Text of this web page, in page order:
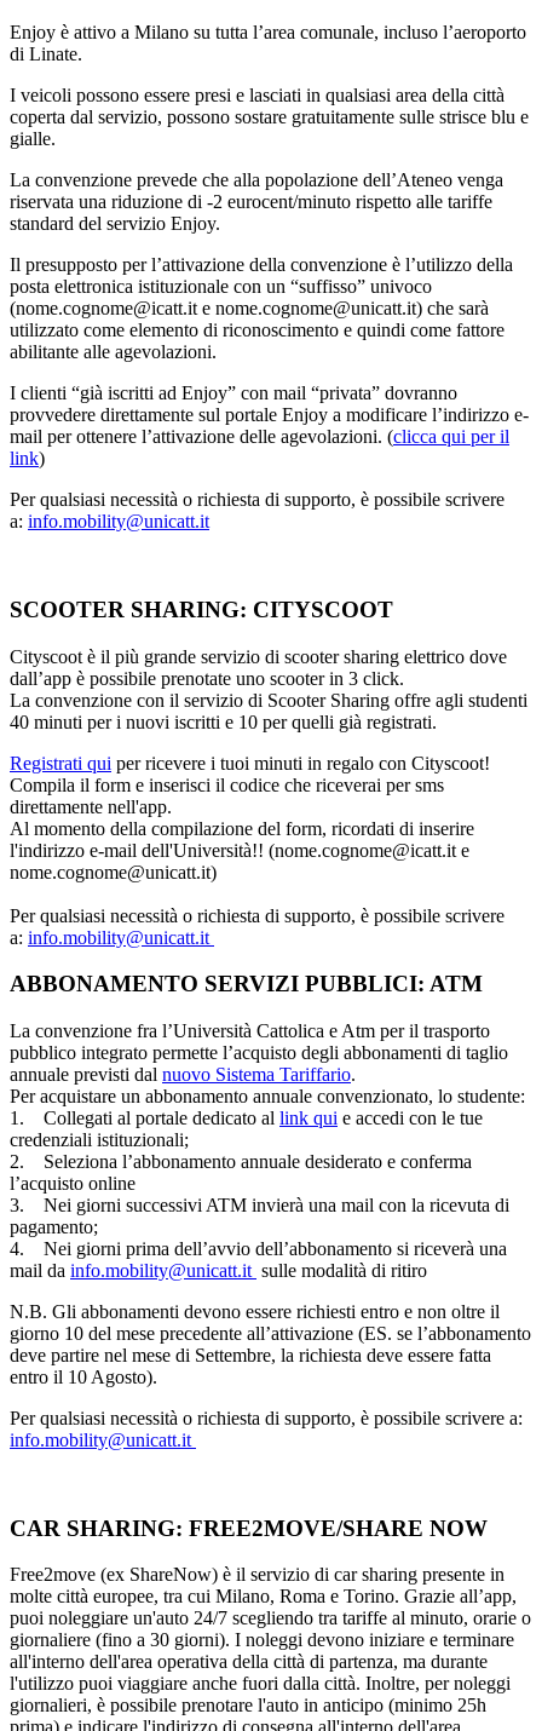
Enjoy è attivo a Milano su tutta l’area comunale, incluso l’aeroporto
di Linate.
I veicoli possono essere presi e lasciati in qualsiasi area della città
coperta dal servizio, possono sostare gratuitamente sulle strisce blu e
gialle.
La convenzione prevede che alla popolazione dell’Ateneo venga
riservata una riduzione di -2 eurocent/minuto rispetto alle tariffe
standard del servizio Enjoy.
Il presupposto per l’attivazione della convenzione è l’utilizzo della
posta elettronica istituzionale con un “suffisso” univoco
(nome.cognome@icatt.it e nome.cognome@unicatt.it) che sarà
utilizzato come elemento di riconoscimento e quindi come fattore
abilitante alle agevolazioni.
I clienti “già iscritti ad Enjoy” con mail “privata” dovranno
provvedere direttamente sul portale Enjoy a modificare l’indirizzo e-
mail per ottenere l’attivazione delle agevolazioni. (clicca qui per il
link)
Per qualsiasi necessità o richiesta di supporto, è possibile scrivere
a: info.mobility@unicatt.it
SCOOTER SHARING: CITYSCOOT
Cityscoot è il più grande servizio di scooter sharing elettrico dove
dall’app è possibile prenotate uno scooter in 3 click.
La convenzione con il servizio di Scooter Sharing offre agli studenti
40 minuti per i nuovi iscritti e 10 per quelli già registrati.
Registrati qui per ricevere i tuoi minuti in regalo con Cityscoot!
Compila il form e inserisci il codice che riceverai per sms
direttamente nell'app.
Al momento della compilazione del form, ricordati di inserire
l'indirizzo e-mail dell'Università!! (nome.cognome@icatt.it e
nome.cognome@unicatt.it)
Per qualsiasi necessità o richiesta di supporto, è possibile scrivere
a: info.mobility@unicatt.it
ABBONAMENTO SERVIZI PUBBLICI: ATM
La convenzione fra l’Università Cattolica e Atm per il trasporto
pubblico integrato permette l’acquisto degli abbonamenti di taglio
annuale previsti dal nuovo Sistema Tariffario.
Per acquistare un abbonamento annuale convenzionato, lo studente:
1. Collegati al portale dedicato al link qui e accedi con le tue
credenziali istituzionali;
2. Seleziona l’abbonamento annuale desiderato e conferma
l’acquisto online
3. Nei giorni successivi ATM invierà una mail con la ricevuta di
pagamento;
4. Nei giorni prima dell’avvio dell’abbonamento si riceverà una
mail da info.mobility@unicatt.it sulle modalità di ritiro
N.B. Gli abbonamenti devono essere richiesti entro e non oltre il
giorno 10 del mese precedente all’attivazione (ES. se l’abbonamento
deve partire nel mese di Settembre, la richiesta deve essere fatta
entro il 10 Agosto).
Per qualsiasi necessità o richiesta di supporto, è possibile scrivere a:
info.mobility@unicatt.it
CAR SHARING: FREE2MOVE/SHARE NOW
Free2move (ex ShareNow) è il servizio di car sharing presente in
molte città europee, tra cui Milano, Roma e Torino. Grazie all’app,
puoi noleggiare un'auto 24/7 scegliendo tra tariffe al minuto, orarie o
giornaliere (fino a 30 giorni). I noleggi devono iniziare e terminare
all'interno dell'area operativa della città di partenza, ma durante
l'utilizzo puoi viaggiare anche fuori dalla città. Inoltre, per noleggi
giornalieri, è possibile prenotare l'auto in anticipo (minimo 25h